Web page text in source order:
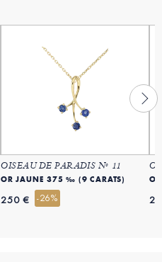
OISEAU DE PARADIS Nº 11
OR JAUNE 375 ‰ (9 CARATS)
250 € -26%